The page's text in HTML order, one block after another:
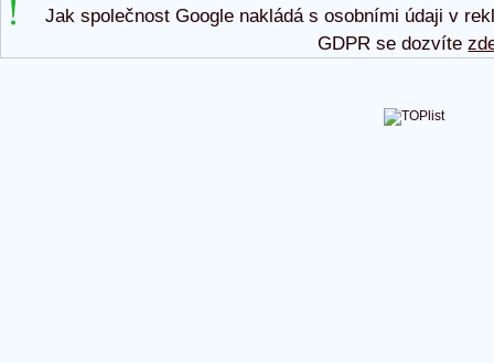
Jak společnost Google nakládá s osobními údaji v
GDPR se dozvíte